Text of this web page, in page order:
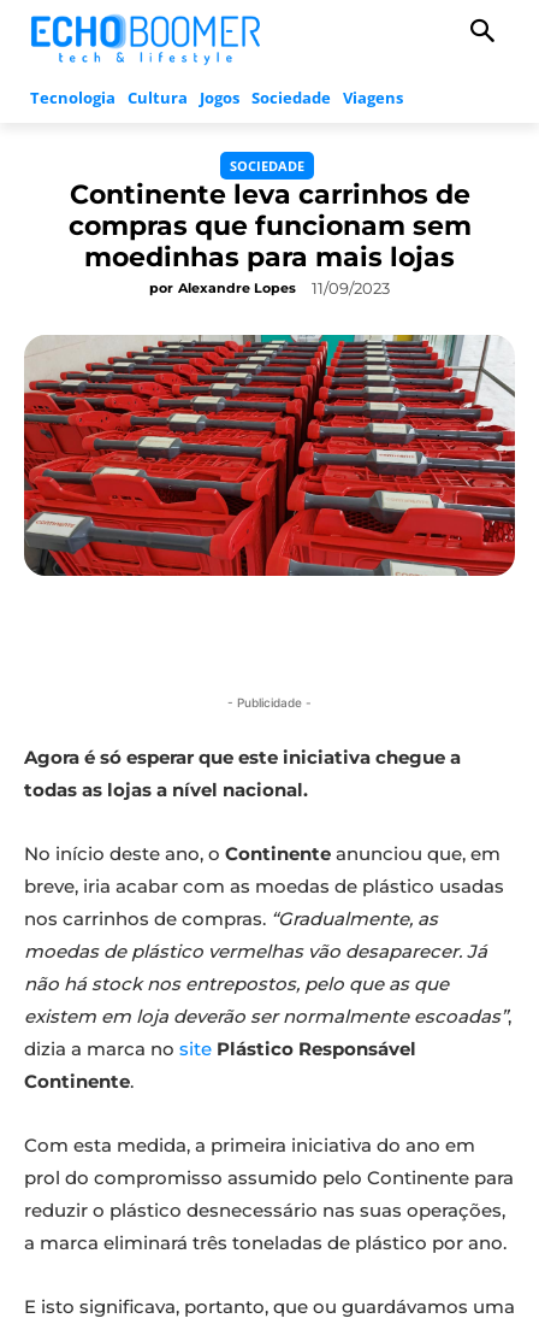
Tecnologia Cultura Jogos Sociedade Viagens
SOCIEDADE
Continente leva carrinhos de
compras que funcionam sem
moedinhas para mais lojas
por Alexandre Lopes 11/09/2023
- Publicidade -
Agora é só esperar que este iniciativa chegue a
todas as lojas a nível nacional.
No início deste ano, o Continente anunciou que, em
breve, iria acabar com as moedas de plástico usadas
nos carrinhos de compras. “Gradualmente, as
moedas de plástico vermelhas vão desaparecer. Já
não há stock nos entrepostos, pelo que as que
existem em loja deverão ser normalmente escoadas”,
dizia a marca no site Plástico Responsável
Continente.
Com esta medida, a primeira iniciativa do ano em
prol do compromisso assumido pelo Continente para
reduzir o plástico desnecessário nas suas operações,
a marca eliminará três toneladas de plástico por ano.
E isto significava, portanto, que ou guardávamos uma